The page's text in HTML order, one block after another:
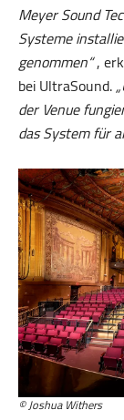
Meyer Sound
Systeme
genommen“,
bei UltraSound.
der Venue
das System für
© Joshua Withers